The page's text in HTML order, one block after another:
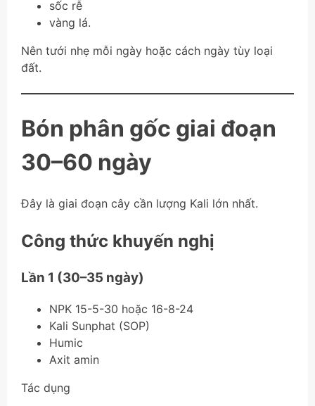
sốc rễ
vàng lá.
Nên tưới nhẹ mỗi ngày hoặc cách ngày tùy loại
đất.
Bón phân gốc giai đoạn
30–60 ngày
Đây là giai đoạn cây cần lượng Kali lớn nhất.
Công thức khuyến nghị
Lần 1 (30–35 ngày)
NPK 15-5-30 hoặc 16-8-24
Kali Sunphat (SOP)
Humic
Axit amin
Tác dụng